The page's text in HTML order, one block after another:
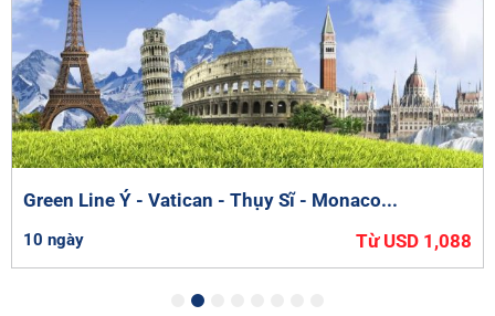
Green Line Ý - Vatican - Thụy Sĩ - Monaco...
10 ngày Từ USD 1,088
5